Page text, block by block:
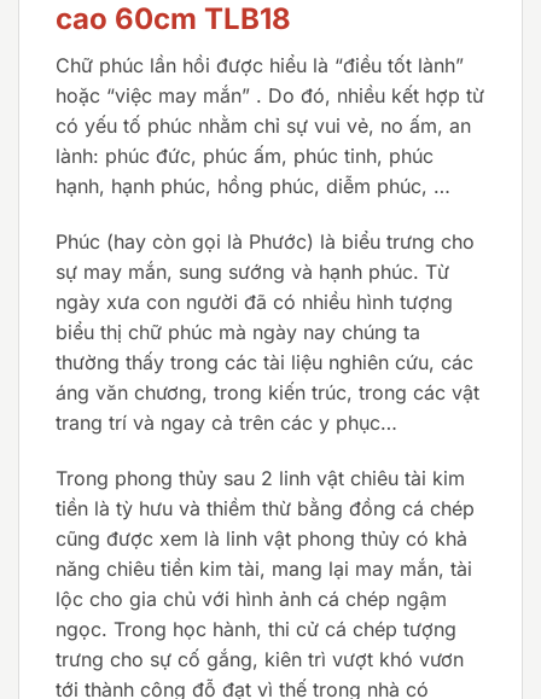
cao 60cm TLB18​​​​​​
Chữ phúc lần hồi được hiểu là “điều tốt lành”
hoặc “việc may mắn” . Do đó, nhiều kết hợp từ
có yếu tố phúc nhằm chỉ sự vui vẻ, no ấm, an
lành: phúc đức, phúc ấm, phúc tinh, phúc
hạnh, hạnh phúc, hồng phúc, diễm phúc, …
Phúc (hay còn gọi là Phước) là biểu trưng cho
sự may mắn, sung sướng và hạnh phúc. Từ
ngày xưa con người đã có nhiều hình tượng
biểu thị chữ phúc mà ngày nay chúng ta
thường thấy trong các tài liệu nghiên cứu, các
áng văn chương, trong kiến trúc, trong các vật
trang trí và ngay cả trên các y phục…
Trong phong thủy sau 2 linh vật chiêu tài kim
tiền là tỳ hưu và thiềm thừ bằng đồng cá chép
cũng được xem là linh vật phong thủy có khả
năng chiêu tiền kim tài, mang lại may mắn, tài
lộc cho gia chủ với hình ảnh cá chép ngậm
ngọc. Trong học hành, thi cử cá chép tượng
trưng cho sự cố gắng, kiên trì vượt khó vươn
tới thành công đỗ đạt vì thế trong nhà có